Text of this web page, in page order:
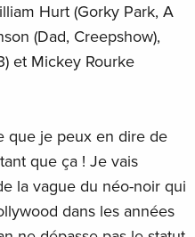
Hurt (Gorky Park, A
(Dad, Creepshow),
et Mickey Rourke
que je peux en dire de
que ça ! Je vais
la vague du néo-noir qui
dans les années